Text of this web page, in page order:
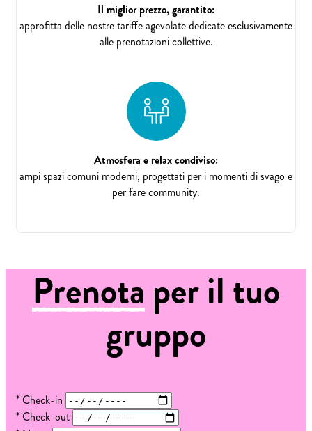
Il miglior prezzo, garantito:
approfitta delle nostre tariffe agevolate dedicate esclusivamente
alle prenotazioni collettive.
Atmosfera e relax condiviso:
ampi spazi comuni moderni, progettati per i momenti di svago e
per fare community.
Prenota per il tuo
gruppo
*Check-in
*Check-out